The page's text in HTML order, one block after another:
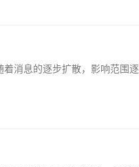
消息的逐步扩散，影响范围逐